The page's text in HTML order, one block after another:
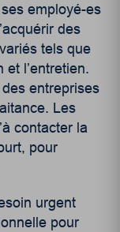
employé-es
des
tels que
et l’entretien.
entreprises
Les
contacter la
pour
urgent
pour